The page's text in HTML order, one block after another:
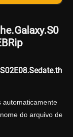
automaticamente
do arquivo de